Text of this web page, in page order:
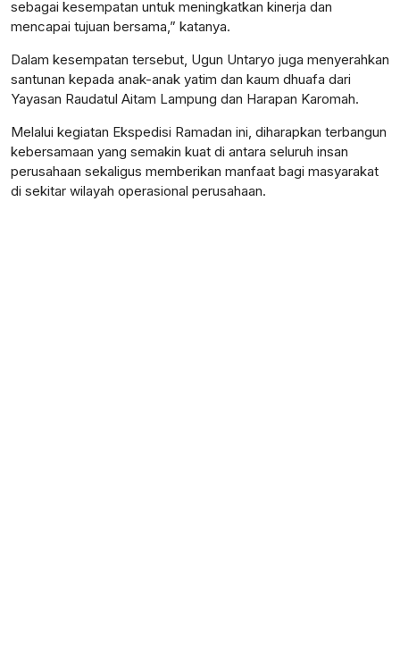
sebagai kesempatan untuk meningkatkan kinerja dan
mencapai tujuan bersama,” katanya.
Dalam kesempatan tersebut, Ugun Untaryo juga menyerahkan
santunan kepada anak-anak yatim dan kaum dhuafa dari
Yayasan Raudatul Aitam Lampung dan Harapan Karomah.
Melalui kegiatan Ekspedisi Ramadan ini, diharapkan terbangun
kebersamaan yang semakin kuat di antara seluruh insan
perusahaan sekaligus memberikan manfaat bagi masyarakat
di sekitar wilayah operasional perusahaan.